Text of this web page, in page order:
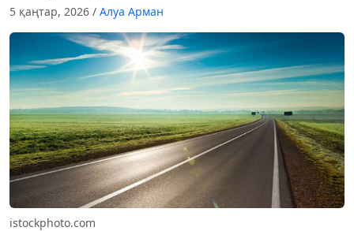
5 қаңтар, 2026 / Алуа Арман
istockphoto.com